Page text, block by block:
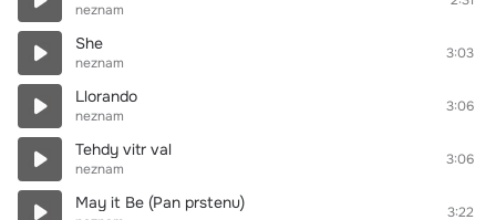
neznam
She
neznam
3:03
Llorando
neznam
3:06
Tehdy vitr val
neznam
3:06
May it Be (Pan prstenu) 3:22